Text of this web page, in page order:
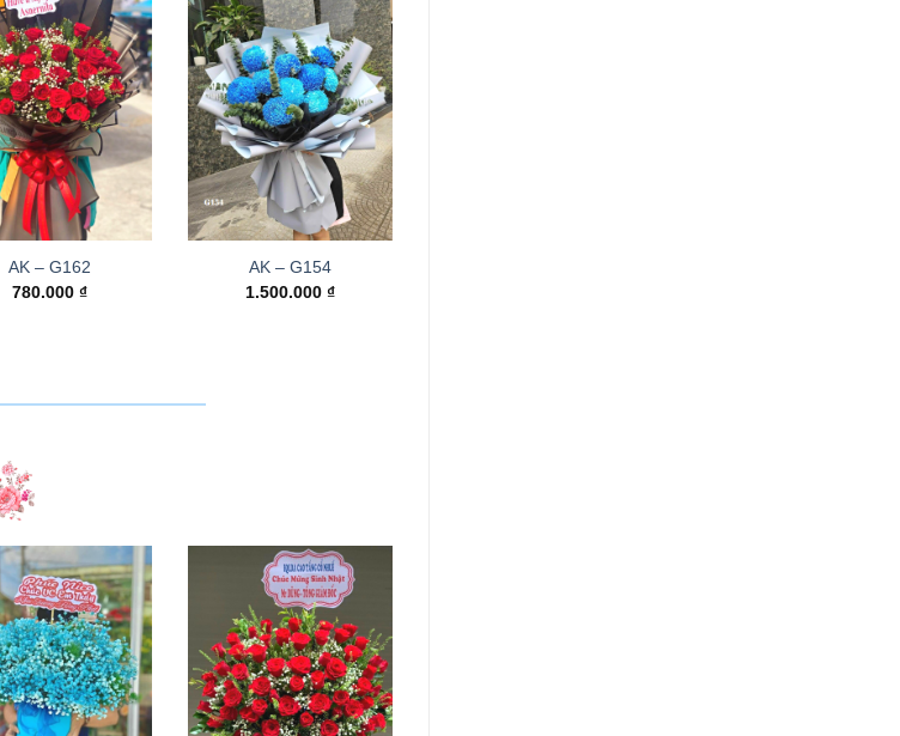
AK – G162
780.000₫
AK – G154
1.500.000 ₫